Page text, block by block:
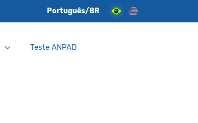
Português/BR
Teste ANPAD